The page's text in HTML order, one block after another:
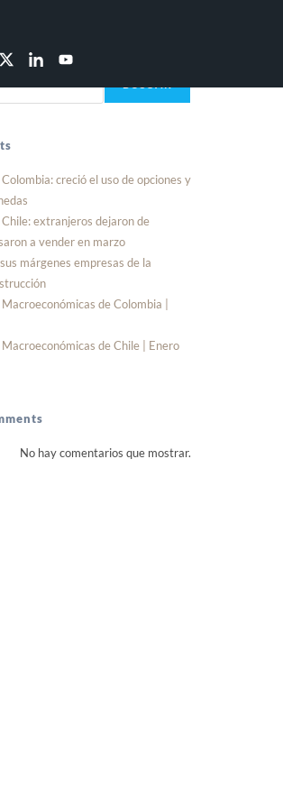
BUSCAR
creció el uso de opciones y
extranjeros dejaron de
a vender en marzo
márgenes empresas de la
de Colombia |
de Chile | Enero
No hay comentarios que mostrar.